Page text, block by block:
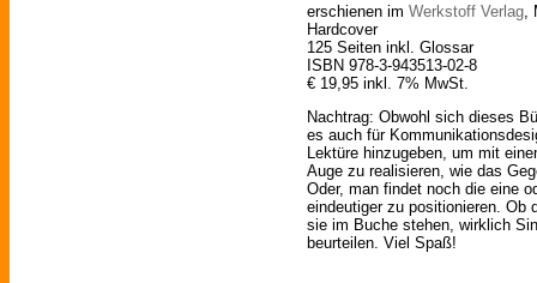
erschienen im Werkstoff Verlag
Hardcover
125 Seiten inkl. Glossar
ISBN 978-3-943513-02-8
€ 19,95 inkl. 7% MwSt.
Nachtrag: Obwohl sich dieses
es auch für
Lektüre hinzugeben, um mit
Auge zu realisieren, wie das
Oder, man findet noch die eine
eindeutiger zu positionieren. Ob
sie im Buche stehen, wirklich
beurteilen. Viel Spaß!